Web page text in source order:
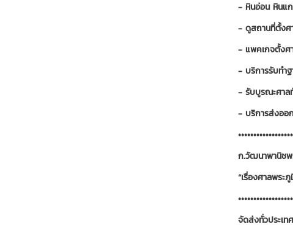
- หินอ่อน หินแ
- ดูสถานที่ตั้งศ
- แพคเกจตั้งศ
- บริการรับทำ
- รับบูรณะศาล
- บริการส่งออ
ก.วัฒนาพานิชพ
“เรื่องศาลพระ
จัดส่งทั่วประเท